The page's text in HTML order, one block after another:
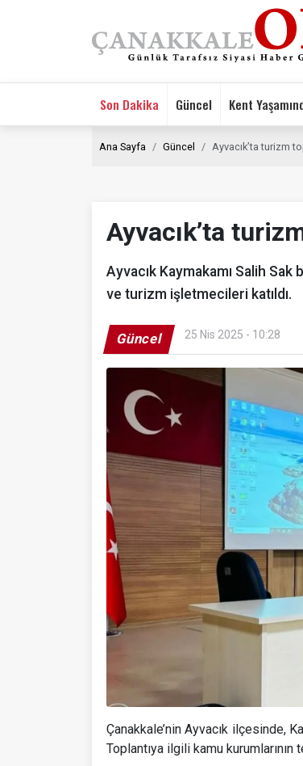
Son Dakika Güncel Kent
Ana Sayfa Güncel Ayvacık’ta turizm
Ayvacık’ta
Ayvacık Kaymakamı Salih
ve turizm işletmecileri katıldı.
Güncel 25 Nis 2025 - 10:28
Çanakkale’nin Ayvacık ilçesinde,
Toplantıya ilgili kamu